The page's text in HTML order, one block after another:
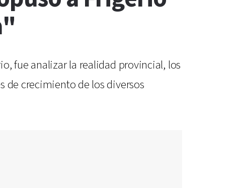
fue analizar la realidad provincial, los
de crecimiento de los diversos